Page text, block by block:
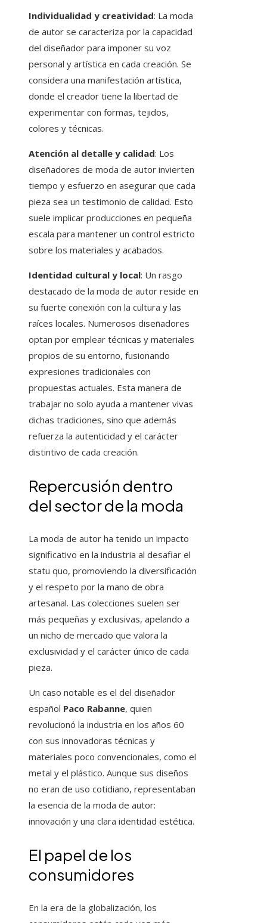
Individualidad y creatividad: La moda
de autor se caracteriza por la capacidad
del diseñador para imponer su voz
personal y artística en cada creación. Se
considera una manifestación artística,
donde el creador tiene la libertad de
experimentar con formas, tejidos,
colores y técnicas.
Atención al detalle y calidad: Los
diseñadores de moda de autor invierten
tiempo y esfuerzo en asegurar que cada
pieza sea un testimonio de calidad. Esto
suele implicar producciones en pequeña
escala para mantener un control estricto
sobre los materiales y acabados.
Identidad cultural y local: Un rasgo
destacado de la moda de autor reside en
su fuerte conexión con la cultura y las
raíces locales. Numerosos diseñadores
optan por emplear técnicas y materiales
propios de su entorno, fusionando
expresiones tradicionales con
propuestas actuales. Esta manera de
trabajar no solo ayuda a mantener vivas
dichas tradiciones, sino que además
refuerza la autenticidad y el carácter
distintivo de cada creación.
Repercusión dentro
del sector de la moda
La moda de autor ha tenido un impacto
significativo en la industria al desafiar el
statu quo, promoviendo la diversificación
y el respeto por la mano de obra
artesanal. Las colecciones suelen ser
más pequeñas y exclusivas, apelando a
un nicho de mercado que valora la
exclusividad y el carácter único de cada
pieza.
Un caso notable es el del diseñador
español Paco Rabanne, quien
revolucionó la industria en los años 60
con sus innovadoras técnicas y
materiales poco convencionales, como el
metal y el plástico. Aunque sus diseños
no eran de uso cotidiano, representaban
la esencia de la moda de autor:
innovación y una clara identidad estética.
El papel de los
consumidores
En la era de la globalización, los